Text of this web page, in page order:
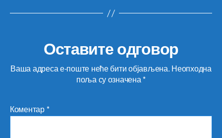
Оставите одговор
Ваша адреса е-поште неће бити објављена. Неопходна
поља су означена*
Коментар*